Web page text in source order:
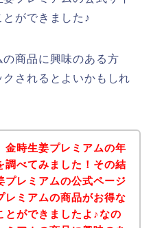
とができました♪
商品に興味のある方
されるとよいかもしれ
金時生姜プレミアムの年
調べてみました！その結
プレミアムの公式ページ
レミアムの商品がお得な
とができましたよ♪なの